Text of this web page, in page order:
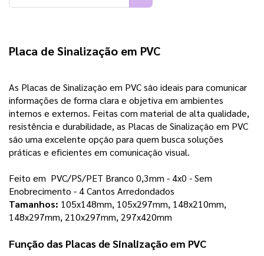
Placa de Sinalização em PVC
As Placas de Sinalização em PVC são ideais para comunicar
informações de forma clara e objetiva em ambientes
internos e externos. Feitas com material de alta qualidade,
resistência e durabilidade, as Placas de Sinalização em PVC
são uma excelente opção para quem busca soluções
práticas e eficientes em comunicação visual.
Feito em  PVC/PS/PET Branco 0,3mm - 4x0 - Sem
Enobrecimento - 4 Cantos Arredondados
Tamanhos: 105x148mm, 105x297mm, 148x210mm,
148x297mm, 210x297mm, 297x420mm
Função das Placas de Sinalização em PVC